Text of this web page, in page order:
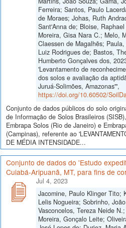
Ferreira; Santos, Paulo
de Moraes; Johas, Ruth
Sant'Anna de; Bloise,
Moreira, Gisa Nara C.; Melo,
Claessen de Magalhẽs;
Luiz Rodrigues de; Bastos,
Humberto Gonçalves dos,
'Levantamento de
dos solos e avaliação da
Juruá-Solimões, Amazonas'",
https://doi.org/10.60502/
Conjunto de dados públicos do solo
de Informação de Solos Brasileiros
Embrapa Solos (Rio de Janeiro) e
(Campinas), referente ao
DE MÉDIA INTENSIDADE...
Conjunto de dados do 'Estudo
Cuiabá-Aripuanã, MT, para fins de
Jul 4, 2023
Jacomine, Paulo Klinger Tito;
Lelis Nogueira; Sobrinho,
Vasconcelos, Tereza Neide
Moreira, Gonçalo Leite;